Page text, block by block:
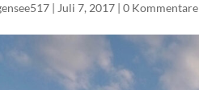
| Juli 7, 2017 |0 Kommentare